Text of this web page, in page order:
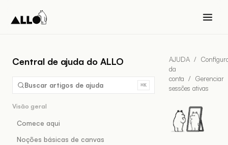
Central de ajuda do ALLO
Buscar artigos de ajuda ⌘K
Visão geral
Comece aqui
Noções básicas de canvas
AJUDA /
da
conta / Gerenciar
sessões ativas